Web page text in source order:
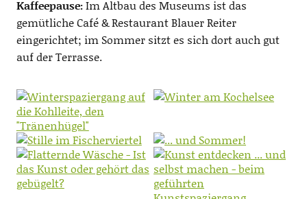
Kaffeepause:Im Altbau des Museums ist das
gemütliche Café & Restaurant Blauer Reiter
eingerichtet; im Sommer sitzt es sich dort auch gut
auf der Terrasse.